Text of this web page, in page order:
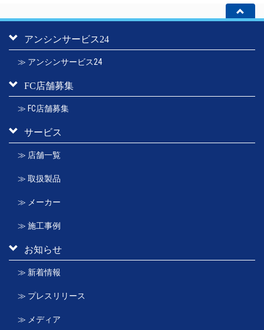
アンシンサービス24
≫ アンシンサービス24
FC店舗募集
≫ FC店舗募集
サービス
≫ 店舗一覧
≫ 取扱製品
≫ メーカー
≫ 施工事例
お知らせ
≫ 新着情報
≫ プレスリリース
≫ メディア